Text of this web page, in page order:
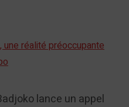
une réalité préoccupante
lance un appel